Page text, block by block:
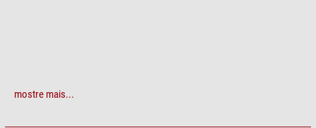
mostre mais...